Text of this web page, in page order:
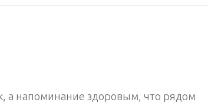
а напоминание здоровым, что рядом